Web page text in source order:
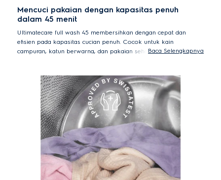
Mencuci pakaian dengan kapasitas penuh
dalam 45 menit
Ultimatecare full wash 45 membersihkan dengan cepat dan
efisien pada kapasitas cucian penuh. Cocok untuk kain
campuran, katun berwarna, dan pakaian sehari-hari yang tidak
pada kain dengan pencucian menggunakan suhu rendah.
Perbandingan antara program full wash 45 dan program cotton 40°C
yang memakan waktu lebih lama.
Baca Selengkapnya